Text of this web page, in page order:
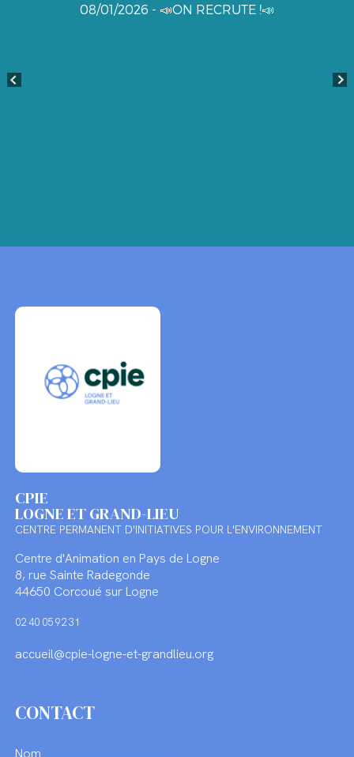
08/01/2026 - 📣ON RECRUTE !📣
CPIE
LOGNE ET GRAND-LIEU
CENTRE PERMANENT D'INITIATIVES POUR L'ENVIRONNEMENT
Centre d'Animation en Pays de Logne
8, rue Sainte Radegonde
44650 Corcoué sur Logne
02 40 05 92 31
accueil@cpie-logne-et-grandlieu.org
CONTACT